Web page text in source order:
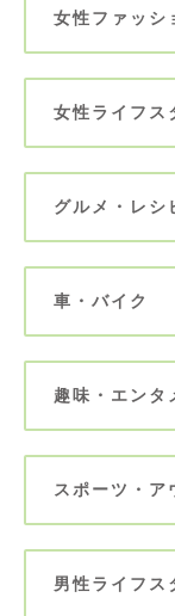
女性ファッシ
女性ライフス
グルメ・レシ
車・バイク
趣味・エンタ
スポーツ・ア
男性ライフス